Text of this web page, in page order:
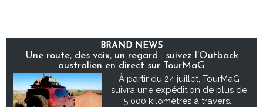
BRAND NEWS
Une route, des voix, un regard : suivez l’Outback
australien en direct sur TourMaG
À partir du 24 juillet, TourMaG
suivra une expédition de plus de
5 000 kilomètres à travers...